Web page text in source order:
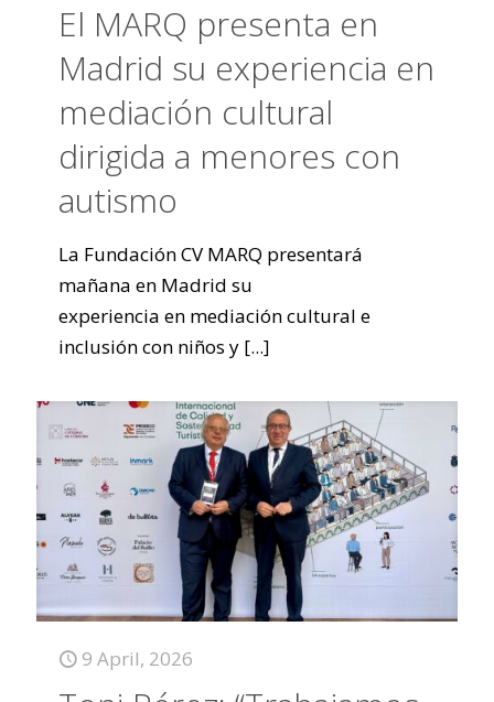
El MARQ presenta en
Madrid su experiencia en
mediación cultural
dirigida a menores con
autismo
La Fundación CV MARQ presentará
mañana en Madrid su
experiencia en mediación cultural e
inclusión con niños y [...]
9 April, 2026